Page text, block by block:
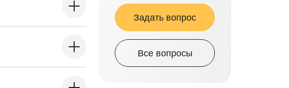
Задать вопрос
Все вопросы